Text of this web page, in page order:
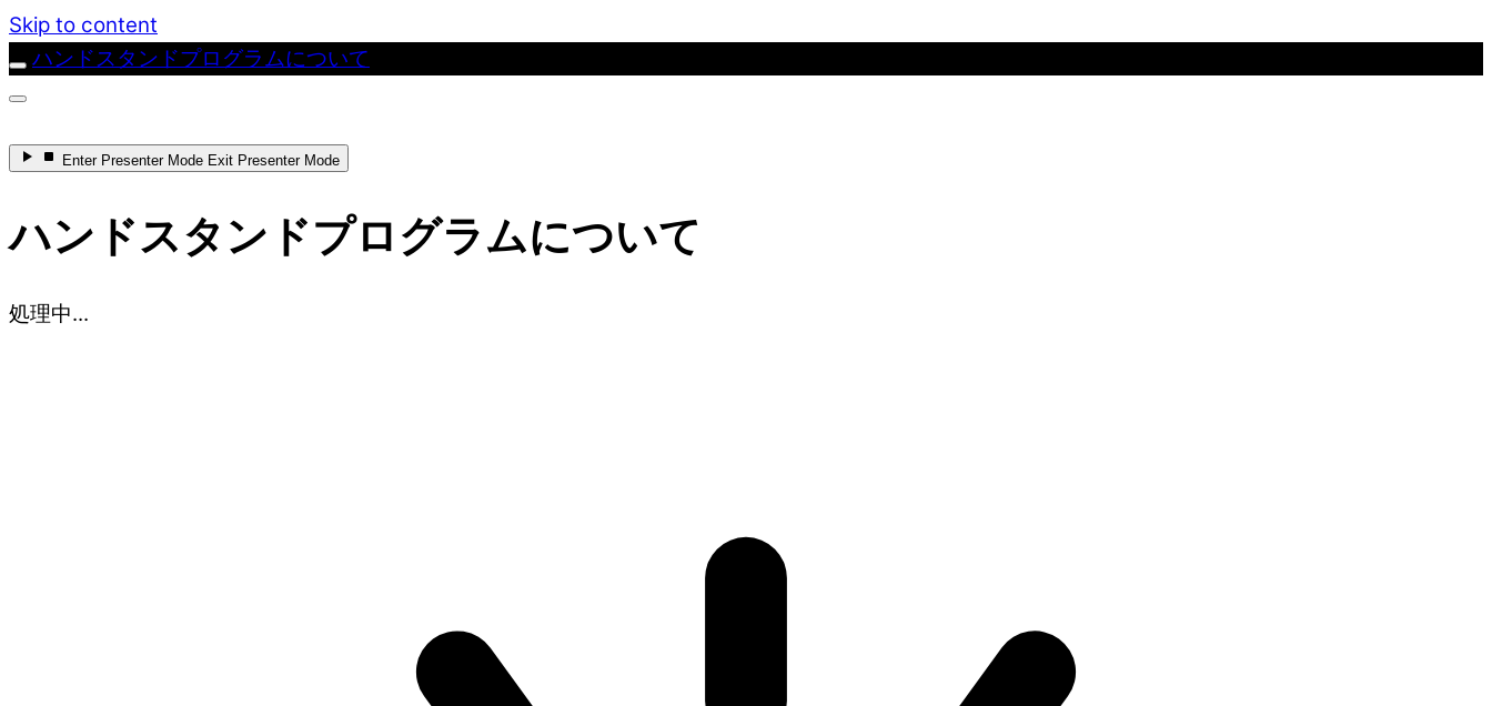
Skip to content
ハンドスタンドプログラムについて
Enter Presenter Mode Exit Presenter Mode
ハンドスタンドプログラムについて
処理中...